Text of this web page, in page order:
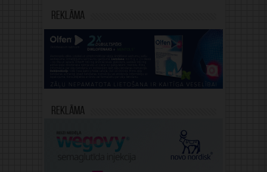
Reklāma
Reklāma